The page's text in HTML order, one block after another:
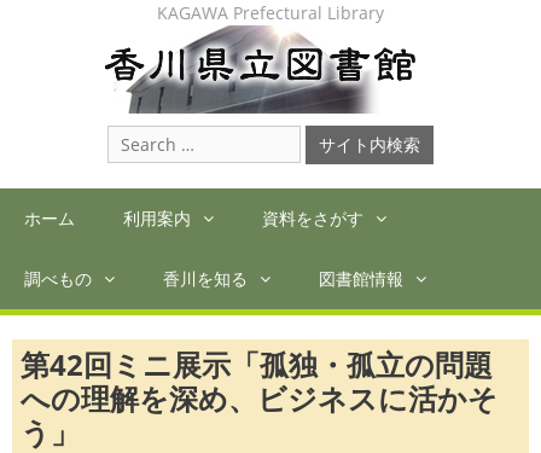
KAGAWA Prefectural Library
Search
for:
ホーム 利用案内 資料をさがす
調べもの 香川を知る 図書館情報
第42回ミニ展示「孤独・孤立の問題
への理解を深め、ビジネスに活かそ
う」